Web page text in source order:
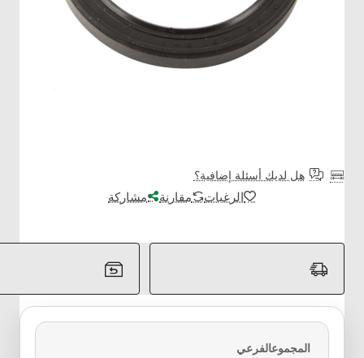
هل لديك أسئلة إضافية؟
الرغبات مقارنة مشاركة